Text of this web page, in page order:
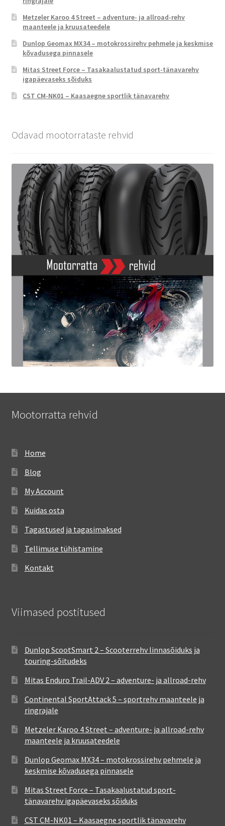
Metzeler Karoo 4 Street – adventure- ja allroad-rehv
maanteele ja kruusateedele
Dunlop Geomax MX34 – motokrossirehv pehmele ja keskmise
kõvadusega pinnasele
Mitas Street Force – Tasakaalustatud sport-tänavarehv
igapäevaseks sõiduks
CST CM-NK01 – Kaasaegne sportlik tänavarehv
Odavad mootorrataste rehvid
Mootorratta rehvid
Home
Blog
My Account
Kuidas osta
Tagastused ja tagasimaksed
Tellimuse tühistamine
Kontakt
Viimased postitused
Dunlop ScootSmart 2 – Scooterrehv linnasõiduks ja
touring-sõitudeks
Mitas Enduro Trail-ADV 2 – adventure- ja allroad-rehv
Continental SportAttack 5 – sportrehv maanteele ja
ringrajale
Metzeler Karoo 4 Street – adventure- ja allroad-rehv
maanteele ja kruusateedele
Dunlop Geomax MX34 – motokrossirehv pehmele ja
keskmise kõvadusega pinnasele
Mitas Street Force – Tasakaalustatud sport-
tänavarehv igapäevaseks sõiduks
CST CM-NK01 – Kaasaegne sportlik tänavarehv